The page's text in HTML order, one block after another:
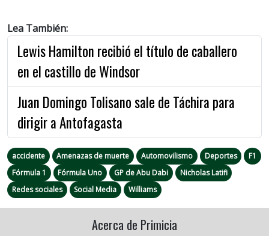
Lea También:
Lewis Hamilton recibió el título de caballero
en el castillo de Windsor
Juan Domingo Tolisano sale de Táchira para
dirigir a Antofagasta
accidente Amenazas de muerte Automovilismo Deportes
F1
Fórmula 1
Fórmula Uno GP de Abu Dabi
Nicholas Latifi
Redes sociales
Social Media Williams
Acerca de Primicia